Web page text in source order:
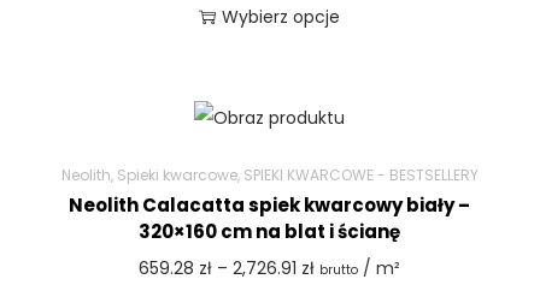
Wybierz opcje
Neolith, Spieki kwarcowe, SPIEKI KWARCOWE - BESTSELLERY
Neolith Calacatta spiek kwarcowy biały –
320×160 cm na blat i ścianę
659.28 zł – 2,726.91 zł brutto / m²